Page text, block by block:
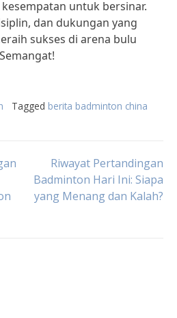
untuk bersinar.
dan dukungan yang
sukses di arena bulu
Tagged berita badminton china
Riwayat Pertandingan
Badminton Hari Ini: Siapa
yang Menang dan Kalah?